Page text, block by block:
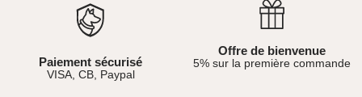
Paiement sécurisé
VISA, CB, Paypal
Offre de bienvenue
5% sur la première commande